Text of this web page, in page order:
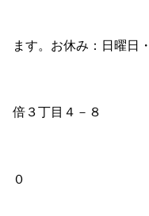
営業日 月～
ます。お休み：日曜日
住所 静岡
倍３丁目４－８
電話 ０５
０